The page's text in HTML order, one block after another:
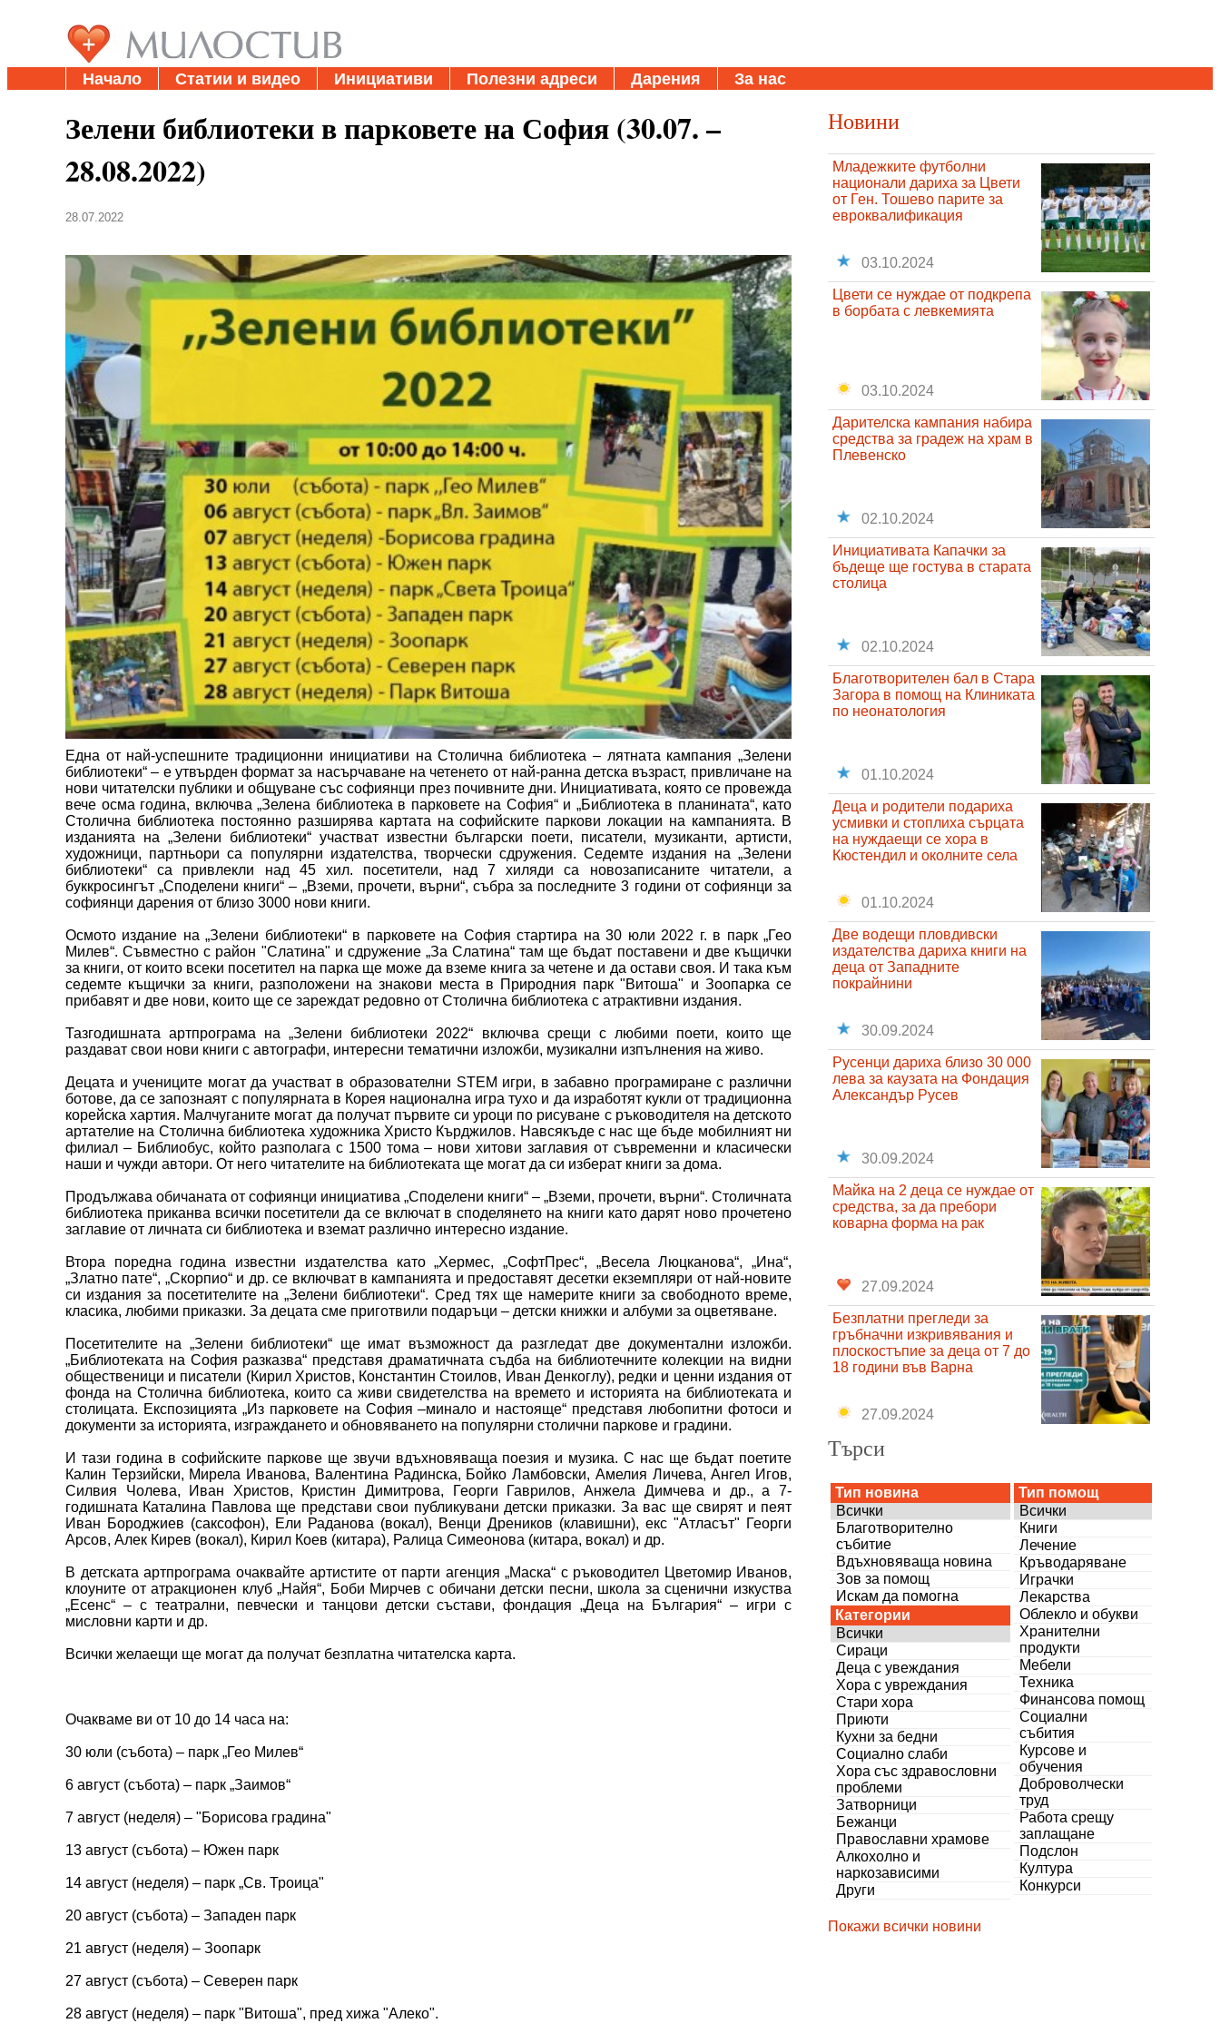
Начало Статии и видео Инициативи Полезни адреси Дарения За нас
Зелени библиотеки в парковете на София (30.07. –
28.08.2022)
28.07.2022
Една от най-успешните традиционни инициативи на Столична библиотека – лятната кампания „Зелени
библиотеки“ – е утвърден формат за насърчаване на четенето от най-ранна детска възраст, привличане на
нови читателски публики и общуване със софиянци през почивните дни. Инициативата, която се провежда
вече осма година, включва „Зелена библиотека в парковете на София“ и „Библиотека в планината“, като
Столична библиотека постоянно разширява картата на софийските паркови локации на кампанията. В
изданията на „Зелени библиотеки“ участват известни български поети, писатели, музиканти, артисти,
художници, партньори са популярни издателства, творчески сдружения. Седемте издания на „Зелени
библиотеки“ са привлекли над 45 хил. посетители, над 7 хиляди са новозаписаните читатели, а
буккросингът „Споделени книги“ – „Вземи, прочети, върни“, събра за последните 3 години от софиянци за
софиянци дарения от близо 3000 нови книги.
Осмото издание на „Зелени библиотеки“ в парковете на София стартира на 30 юли 2022 г. в парк „Гео
Милев“. Съвместно с район "Слатина" и сдружение „За Слатина“ там ще бъдат поставени и две къщички
за книги, от които всеки посетител на парка ще може да вземе книга за четене и да остави своя. И така към
седемте къщички за книги, разположени на знакови места в Природния парк "Витоша" и Зоопарка се
прибавят и две нови, които ще се зареждат редовно от Столична библиотека с атрактивни издания.
Тазгодишната артпрограма на „Зелени библиотеки 2022“ включва срещи с любими поети, които ще
раздават свои нови книги с автографи, интересни тематични изложби, музикални изпълнения на живо.
Децата и учениците могат да участват в образователни STEM игри, в забавно програмиране с различни
ботове, да се запознаят с популярната в Корея национална игра тухо и да изработят кукли от традиционна
корейска хартия. Малчуганите могат да получат първите си уроци по рисуване с ръководителя на детското
артателие на Столична библиотека художника Христо Кърджилов. Навсякъде с нас ще бъде мобилният ни
филиал – Библиобус, който разполага с 1500 тома – нови хитови заглавия от съвременни и класически
наши и чужди автори. От него читателите на библиотеката ще могат да си изберат книги за дома.
Продължава обичаната от софиянци инициатива „Споделени книги“ – „Вземи, прочети, върни“. Столичната
библиотека приканва всички посетители да се включат в споделянето на книги като дарят ново прочетено
заглавие от личната си библиотека и вземат различно интересно издание.
Втора поредна година известни издателства като „Хермес, „СофтПрес“, „Весела Люцканова“, „Ина“,
„Златно пате“, „Скорпио“ и др. се включват в кампанията и предоставят десетки екземпляри от най-новите
си издания за посетителите на „Зелени библиотеки“. Сред тях ще намерите книги за свободното време,
класика, любими приказки. За децата сме приготвили подаръци – детски книжки и албуми за оцветяване.
Посетителите на „Зелени библиотеки“ ще имат възможност да разгледат две документални изложби.
„Библиотеката на София разказва“ представя драматичната съдба на библиотечните колекции на видни
общественици и писатели (Кирил Христов, Константин Стоилов, Иван Денкоглу), редки и ценни издания от
фонда на Столична библиотека, които са живи свидетелства на времето и историята на библиотеката и
столицата. Експозицията „Из парковете на София –минало и настояще“ представя любопитни фотоси и
документи за историята, изграждането и обновяването на популярни столични паркове и градини.
И тази година в софийските паркове ще звучи вдъхновяваща поезия и музика. С нас ще бъдат поетите
Калин Терзийски, Мирела Иванова, Валентина Радинска, Бойко Ламбовски, Амелия Личева, Ангел Игов,
Силвия Чолева, Иван Христов, Кристин Димитрова, Георги Гаврилов, Анжела Димчева и др., а 7-
годишната Каталина Павлова ще представи свои публикувани детски приказки. За вас ще свирят и пеят
Иван Бороджиев (саксофон), Ели Раданова (вокал), Венци Дреников (клавишни), екс "Атласът" Георги
Арсов, Алек Кирев (вокал), Кирил Коев (китара), Ралица Симеонова (китара, вокал) и др.
В детската артпрограма очаквайте артистите от парти агенция „Маска“ с ръководител Цветомир Иванов,
клоуните от атракционен клуб „Найя“, Боби Мирчев с обичани детски песни, школа за сценични изкуства
„Есенс“ – с театрални, певчески и танцови детски състави, фондация „Деца на България“ – игри с
мисловни карти и др.
Всички желаещи ще могат да получат безплатна читателска карта.
Очакваме ви от 10 до 14 часа на:
30 юли (събота) – парк „Гео Милев“
6 август (събота) – парк „Заимов“
7 август (неделя) – "Борисова градина"
13 август (събота) – Южен парк
14 август (неделя) – парк „Св. Троица"
20 август (събота) – Западен парк
21 август (неделя) – Зоопарк
27 август (събота) – Северен парк
28 август (неделя) – парк "Витоша", пред хижа "Алеко".
Новини
Младежките футболни
национали дариха за Цвети
от Ген. Тошево парите за
евроквалификация
03.10.2024
Цвети се нуждае от подкрепа
в борбата с левкемията
03.10.2024
Дарителска кампания набира
средства за градеж на храм в
Плевенско
02.10.2024
Инициативата Капачки за
бъдеще ще гостува в старата
столица
02.10.2024
Благотворителен бал в Стара
Загора в помощ на Клиниката
по неонатология
01.10.2024
Деца и родители подариха
усмивки и стоплиха сърцата
на нуждаещи се хора в
Кюстендил и околните села
01.10.2024
Две водещи пловдивски
издателства дариха книги на
деца от Западните
покрайнини
30.09.2024
Русенци дариха близо 30 000
лева за каузата на Фондация
Александър Русев
30.09.2024
Майка на 2 деца се нуждае от
средства, за да пребори
коварна форма на рак
27.09.2024
Безплатни прегледи за
гръбначни изкривявания и
плоскостъпие за деца от 7 до
18 години във Варна
27.09.2024
Търси
Тип новина
Всички
Благотворително
събитие
Вдъхновяваща новина
Зов за помощ
Искам да помогна
Категории
Всички
Сираци
Деца с увеждания
Хора с увреждания
Стари хора
Приюти
Кухни за бедни
Социално слаби
Хора със здравословни
проблеми
Затворници
Бежанци
Православни храмове
Алкохолно и
наркозависими
Други
Тип помощ
Всички
Книги
Лечение
Кръводаряване
Играчки
Лекарства
Облекло и обукви
Хранителни
продукти
Мебели
Техника
Финансова помощ
Социални
събития
Курсове и
обучения
Доброволчески
труд
Работа срещу
заплащане
Подслон
Култура
Конкурси
Покажи всички новини